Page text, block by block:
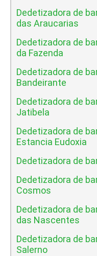
Dedetizadora de
das Araucarias
Dedetizadora de
da Fazenda
Dedetizadora de
Bandeirante
Dedetizadora de
Jatibela
Dedetizadora de
Estancia Eudoxia
Dedetizadora de
Dedetizadora de
Cosmos
Dedetizadora de
das Nascentes
Dedetizadora de
Salerno